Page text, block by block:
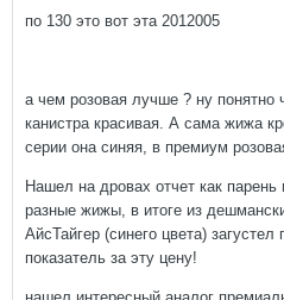
по 130 это вот эта 2012005
а чем розовая лучше ? ну понятно
канистра красивая. А сама жижа
серии она синяя, в премиум
Нашел на дровах отчет как
разные жижы, в итоге из
АйсТайгер (синего цвета)
показатель за эту цену!